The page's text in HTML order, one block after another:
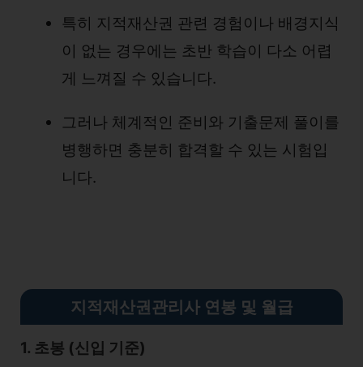
특히 지적재산권 관련 경험이나 배경지식
이 없는 경우에는 초반 학습이 다소 어렵
게 느껴질 수 있습니다.
그러나 체계적인 준비와 기출문제 풀이를
병행하면 충분히 합격할 수 있는 시험입
니다.
지적재산권관리사 연봉 및 월급
1. 초봉 (신입 기준)